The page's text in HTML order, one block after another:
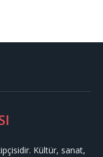
Kültür, sanat,